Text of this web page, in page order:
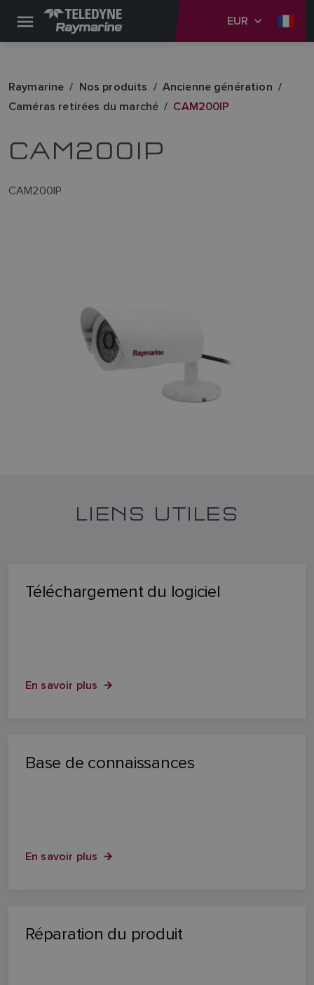
EUR
Raymarine Nos produits
Ancienne génération
Caméras retirées du marché
CAM200IP
CAM200IP
CAM200IP
LIENS UTILES
Téléchargement du logiciel
En savoir plus
Base de connaissances
En savoir plus
Réparation du produit